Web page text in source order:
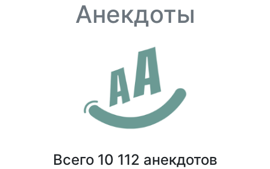
Анекдоты
Всего 10 112 анекдотов